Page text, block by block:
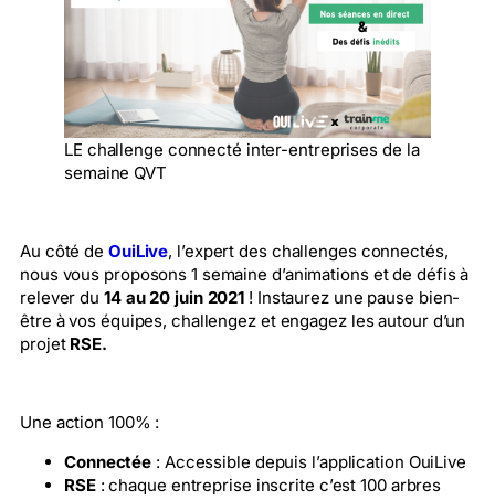
LE challenge connecté inter-entreprises de la
semaine QVT
Au côté de OuiLive, l’expert des challenges connectés,
nous vous proposons 1 semaine d’animations et de défis à
relever du 14 au 20 juin 2021 ! Instaurez une pause bien-
être à vos équipes, challengez et engagez les autour d’un
projet RSE.
Une action 100% :
Connectée : Accessible depuis l’application OuiLive
RSE: chaque entreprise inscrite c’est 100 arbres